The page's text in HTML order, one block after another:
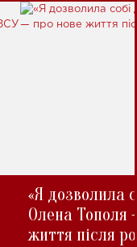
«Я дозволила
Олена Тополя
життя після